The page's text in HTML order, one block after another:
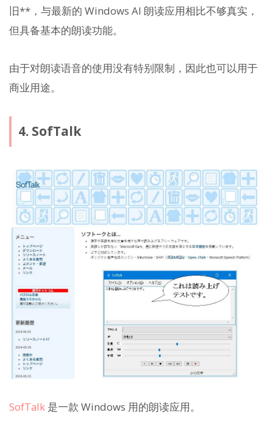
旧**，与最新的 Windows AI 朗读应用相比不够真实，
但具备基本的朗读功能。
由于对朗读语音的使用没有特别限制，因此也可以用于
商业用途。
4. SofTalk
SofTalk 是一款 Windows 用的朗读应用。